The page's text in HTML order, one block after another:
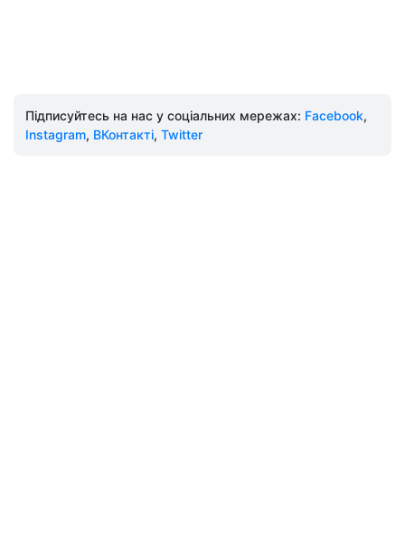
Підписуйтесь на нас у соціальних мережах: Facebook,
Instagram, ВКонтакті, Twitter